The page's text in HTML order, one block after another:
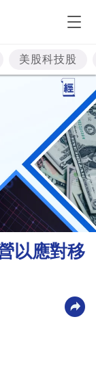
美股科技股
以應對移